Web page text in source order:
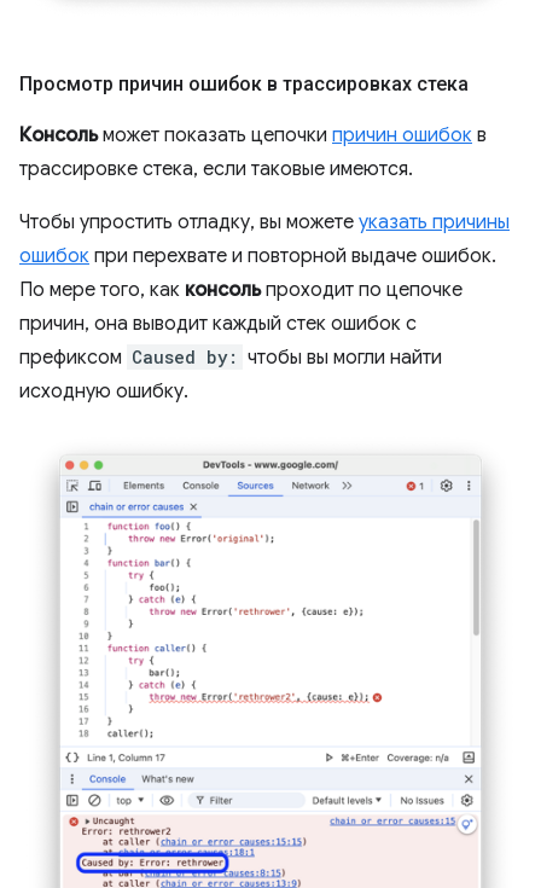
Просмотр причин ошибок в трассировках стека
Консольможет показать цепочки причин ошибок в
трассировке стека, если таковые имеются.
Чтобы упростить отладку, вы можете указать причины
ошибок при перехвате и повторной выдаче ошибок.
По мере того, как консольпроходит по цепочке
причин, она выводит каждый стек ошибок с
префиксом Caused by: чтобы вы могли найти
исходную ошибку.